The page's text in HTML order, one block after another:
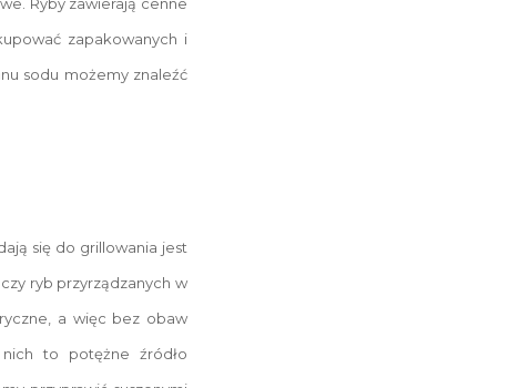
zapakowanych i
sodu możemy znaleźć
się do grillowania jest
ryb przyrządzanych w
a więc bez obaw
to potężne źródło